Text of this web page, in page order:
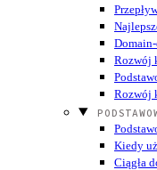
Rozwój
Rozwój
Kiedy
Ciągła